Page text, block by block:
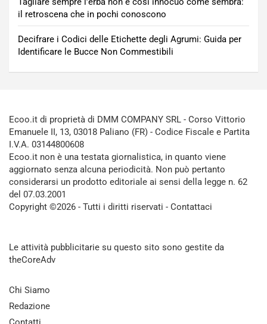
il retroscena che in pochi conoscono
Decifrare i Codici delle Etichette degli Agrumi: Guida per
Identificare le Bucce Non Commestibili
Ecoo.it di proprietà di DMM COMPANY SRL - Corso Vittorio
Emanuele II, 13, 03018 Paliano (FR) - Codice Fiscale e Partita
I.V.A. 03144800608
Ecoo.it non è una testata giornalistica, in quanto viene
aggiornato senza alcuna periodicità. Non può pertanto
considerarsi un prodotto editoriale ai sensi della legge n. 62
del 07.03.2001
Copyright ©2026 - Tutti i diritti riservati - Contattaci
Le attività pubblicitarie su questo sito sono gestite da
theCoreAdv
Chi Siamo
Redazione